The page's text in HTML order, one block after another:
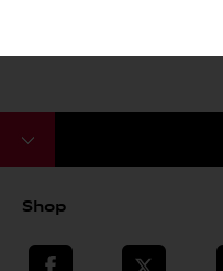
Shop
teilen Twitter